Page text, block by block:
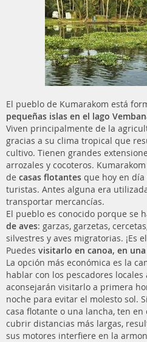
El pueblo de Kumarakom está
pequeñas islas en el lago
Viven principalmente de la
gracias a su clima tropical que
cultivo. Tienen grandes
arrozales y cocoteros.
de casas flotantes que hoy en día
turistas. Antes alguna era
transportar mercancías.
El pueblo es conocido porque se
de aves: garzas, garzetas,
silvestres y aves migratorias. ¡Es
Puedes visitarlo en canoa, en
La opción más económica es la
hablar con los pescadores
aconsejarán visitarlo a primera
noche para evitar el molesto sol.
casa flotante o una lancha, ten
cubrir distancias más largas,
sus motores interfiere en la